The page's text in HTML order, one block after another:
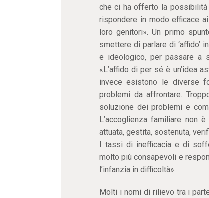
che ci ha offerto la
rispondere in modo efficace
loro genitori». Un primo
smettere di parlare di ‘affido’
e ideologico, per passare a
«L’affido di per sé è un’idea
invece esistono le diverse
problemi da affrontare.
soluzione dei problemi e
L’accoglienza familiare non
attuata, gestita, sostenuta,
I tassi di inefficacia e di
molto più consapevoli e
l’infanzia in difficoltà».
Molti i nomi di rilievo tra i